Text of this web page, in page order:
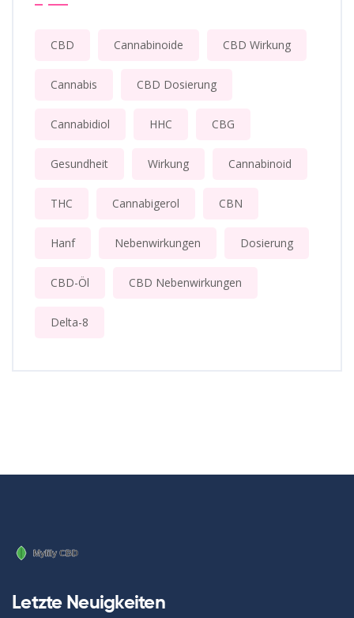
CBD Cannabinoide CBD Wirkung
Cannabis CBD Dosierung
Cannabidiol HHC CBG
Gesundheit Wirkung Cannabinoid
THC Cannabigerol CBN
Hanf Nebenwirkungen Dosierung
CBD-Öl CBD Nebenwirkungen
Delta-8
Letzte Neuigkeiten